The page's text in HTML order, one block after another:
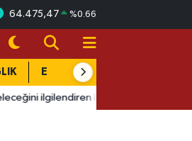
64.475,47 %0.66
EĞİTİM
kararlar